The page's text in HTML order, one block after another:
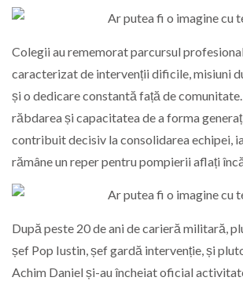
Colegii au rememorat parcursul
caracterizat de intervenții dificile, misiuni
și o dedicare constantă față de
răbdarea și capacitatea de a forma
contribuit decisiv la consolidarea echipei,
rămâne un reper pentru pompierii aflați
După peste 20 de ani de carieră militară,
șef Pop Iustin, șef gardă intervenție, și
Achim Daniel și-au încheiat oficial